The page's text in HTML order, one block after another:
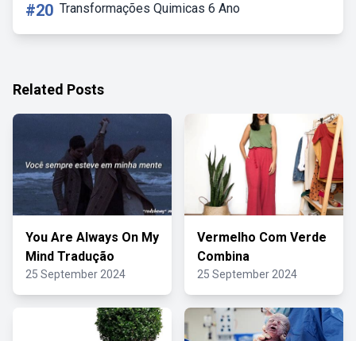
#20 Transformações Quimicas 6 Ano
Related Posts
You Are Always On My
Mind Tradução
25 September 2024
Vermelho Com Verde
Combina
25 September 2024